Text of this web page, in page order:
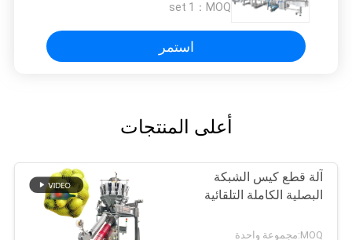
MOQ：
1 set
استمر
أعلى المنتجات
آلة قطع كيس الشبكة
البصلية الكاملة التلقائية
MOQ:مجموعة واحدة